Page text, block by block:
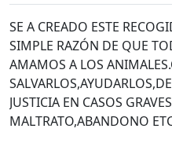
SE A CREADO ESTE
SIMPLE RAZÓN DE QUE
AMAMOS A LOS
JUSTICIA EN CASOS
MALTRATO,ABANDONO